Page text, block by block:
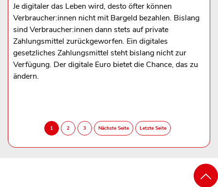
Je digitaler das Leben wird, desto öfter können
Verbraucher:innen nicht mit Bargeld bezahlen. Bislang
sind Verbraucher:innen dann stets auf private
Zahlungsmittel zurückgeworfen. Ein digitales
gesetzliches Zahlungsmittel steht bislang nicht zur
Verfügung. Der digitale Euro bietet die Chance, das zu
ändern.